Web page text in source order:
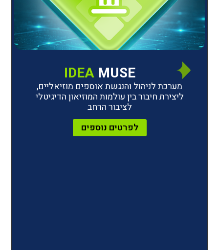
IDEA MUSE
והנגשת אוספים מוזיאליים,
בין עולמות המוזיאון הדיגיטלי